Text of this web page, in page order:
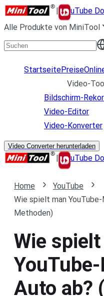
|
uTube
Alle Produkte von MiniTool
StartseitePreise
Video-
Bildschirm-
Video-Editor
Video-Konverter
Video Converter herunterladen
| uTube
Home
YouTube
Wie spielt man
Methoden)
Wie
Auto ab?